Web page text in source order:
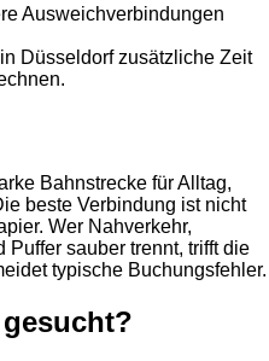
Ausweichverbindungen
Düsseldorf zusätzliche Zeit
Bahnstrecke für Alltag,
beste Verbindung ist nicht
Wer Nahverkehr,
Puffer sauber trennt, trifft die
typische Buchungsfehler.